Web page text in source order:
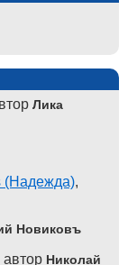
Лика
(Надежда),
Новиковъ
автор Николай